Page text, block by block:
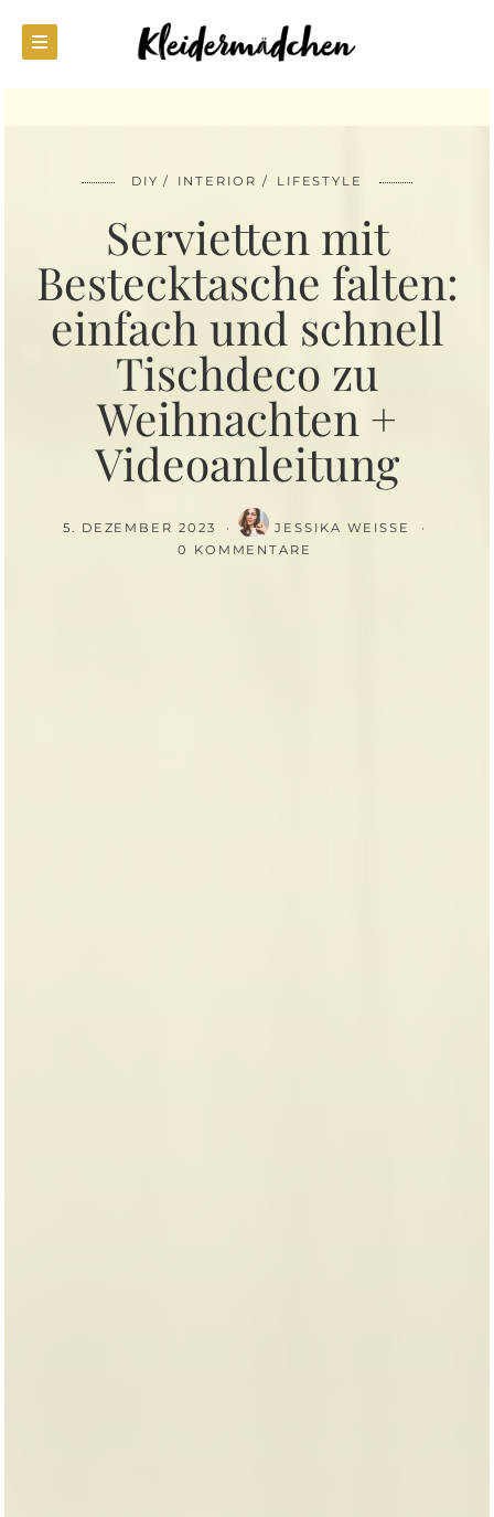
DIY INTERIOR LIFESTYLE
Servietten mit
Bestecktasche falten:
einfach und schnell
Tischdeco zu
Weihnachten +
Videoanleitung
5. DEZEMBER 2023
JESSIKA WEISSE
0 KOMMENTARE